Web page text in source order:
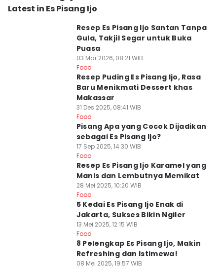
Latest in Es Pisang Ijo
Resep Es Pisang Ijo Santan Tanpa
Gula, Takjil Segar untuk Buka
Puasa
03 Mar 2026, 08:21 WIB
Food
Resep Puding Es Pisang Ijo, Rasa
Baru Menikmati Dessert khas
Makassar
31 Des 2025, 08:41 WIB
Food
Pisang Apa yang Cocok Dijadikan
sebagai Es Pisang Ijo?
17 Sep 2025, 14:30 WIB
Food
Resep Es Pisang Ijo Karamel yang
Manis dan Lembutnya Memikat
28 Mei 2025, 10:20 WIB
Food
5 Kedai Es Pisang Ijo Enak di
Jakarta, Sukses Bikin Ngiler
13 Mei 2025, 12:15 WIB
Food
8 Pelengkap Es Pisang Ijo, Makin
Refreshing dan Istimewa!
08 Mei 2025, 19:57 WIB